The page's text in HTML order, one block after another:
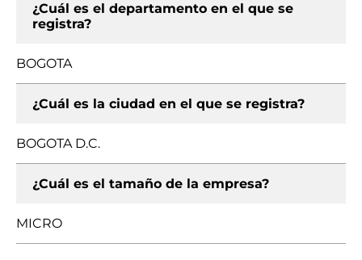
¿Cuál es el departamento en el que se
registra?
BOGOTA
¿Cuál es la ciudad en el que se registra?
BOGOTA D.C.
¿Cuál es el tamaño de la empresa?
MICRO